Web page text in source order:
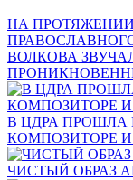
НА
ВОЛКОВА
В ЦДРА ПРОШЛА
КОМПОЗИТОРЕ
ЧИСТЫЙ ОБРАЗ